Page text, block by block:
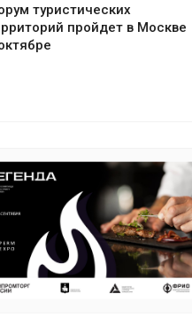
туристических
пройдет в Москве